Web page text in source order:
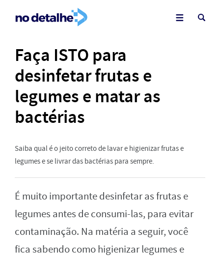
Faça ISTO para
desinfetar frutas e
legumes e matar as
bactérias
Saiba qual é o jeito correto de lavar e higienizar frutas e
legumes e se livrar das bactérias para sempre.
É muito importante desinfetar as frutas e
legumes antes de consumi-las, para evitar
contaminação. Na matéria a seguir, você
fica sabendo como higienizar legumes e